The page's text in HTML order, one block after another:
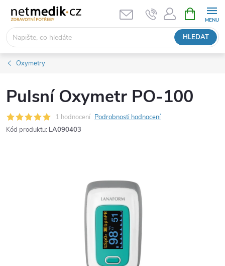
obsah
HLEDAT
NÁKUPNÍ
KOŠÍK
Oxymetry
Pulsní Oxymetr PO-100
1 hodnocení Podrobnosti hodnocení
Kód produktu: LA090403